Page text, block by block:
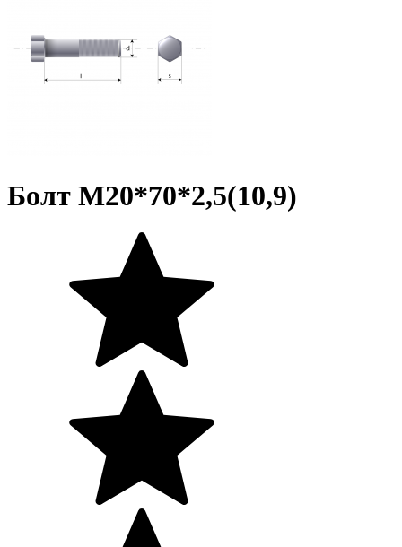
Болт М20*70*2,5(10,9)